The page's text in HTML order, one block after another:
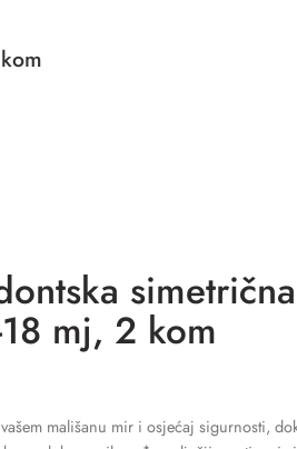
simetrična
mj, 2 kom
mališanu mir i osjećaj sigurnosti,